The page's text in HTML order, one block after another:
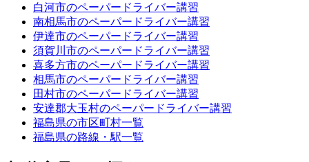
白河市のペーパードライバー講習
南相馬市のペーパードライバー講習
伊達市のペーパードライバー講習
須賀川市のペーパードライバー講習
喜多方市のペーパードライバー講習
相馬市のペーパードライバー講習
田村市のペーパードライバー講習
安達郡大玉村のペーパードライバー講習
福島県の市区町村一覧
福島県の路線・駅一覧